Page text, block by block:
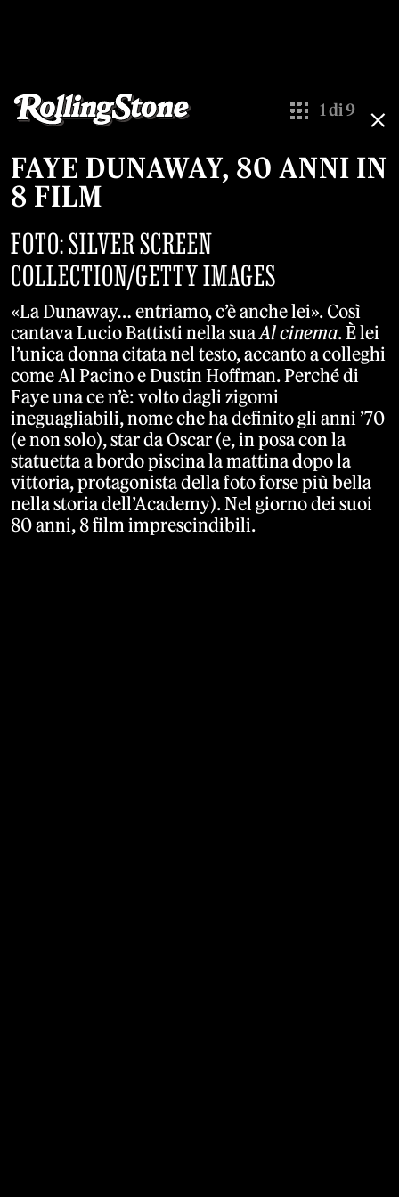
Show All
1di9
FAYE DUNAWAY, 80 ANNI IN
8 FILM
FOTO: SILVER SCREEN
COLLECTION/GETTY IMAGES
«La Dunaway… entriamo, c’è anche lei». Così
cantava Lucio Battisti nella suaAl cinema. È lei
l’unica donna citata nel testo, accanto a colleghi
come Al Pacino e Dustin Hoffman. Perché di
Faye una ce n’è: volto dagli zigomi
ineguagliabili, nome che ha definito gli anni ’70
(e non solo), star da Oscar (e, in posa con la
statuetta a bordo piscina la mattina dopo la
vittoria, protagonista della foto forse più bella
nella storia dell’Academy). Nel giorno dei suoi
80 anni, 8 film imprescindibili.